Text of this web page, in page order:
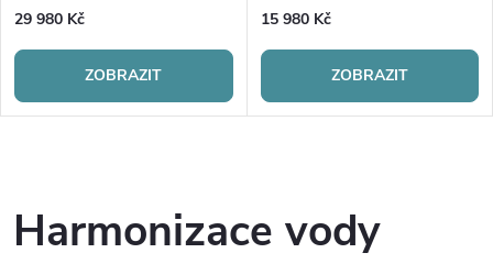
29 980 Kč
ZOBRAZIT
15 980 Kč
ZOBRAZIT
v
Harmonizace vody